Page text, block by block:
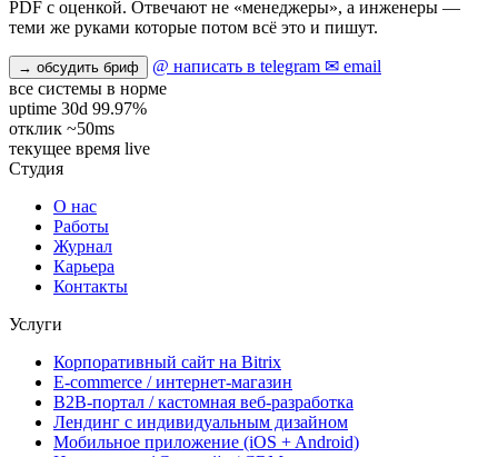
PDF с оценкой. Отвечают не «менеджеры», а инженеры —
теми же руками которые потом всё это и пишут.
→ обсудить бриф @ написать в telegram ✉ email
все системы в норме
uptime 30d 99.97%
отклик ~50ms
текущее время live
Студия
О нас
Работы
Журнал
Карьера
Контакты
Услуги
Корпоративный сайт на Bitrix
E-commerce / интернет-магазин
B2B-портал / кастомная веб-разработка
Лендинг с индивидуальным дизайном
Мобильное приложение (iOS + Android)